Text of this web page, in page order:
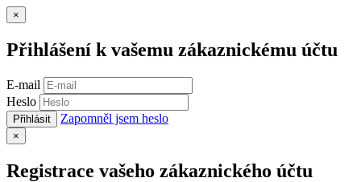
×
Přihlášení k vašemu zákaznickému účtu
E-mail
Heslo
Přihlásit Zapomněl jsem heslo
×
Registrace vašeho zákaznického účtu